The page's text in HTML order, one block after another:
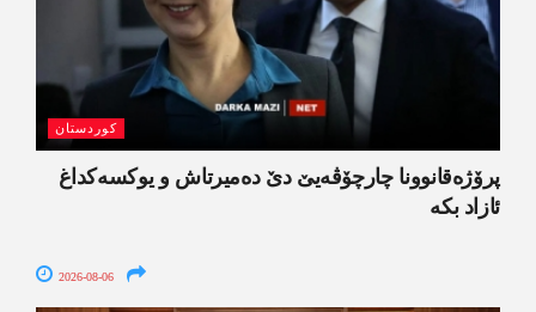
کوردستان
پرۆژەقانوونا چارچۆڤەیێ دێ دەمیرتاش و یوکسەکداغ
ئازاد بکە
2026-08-06